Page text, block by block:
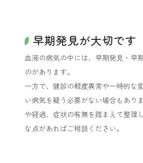
早期発見が大切です
血液の病気の中には、早期発見・早
のがあります。
一方で、健診の軽度異常や一時的な
い病気を疑う必要がない場合もあり
や経過、症状の有無を踏まえて整理
な点があればご相談ください。